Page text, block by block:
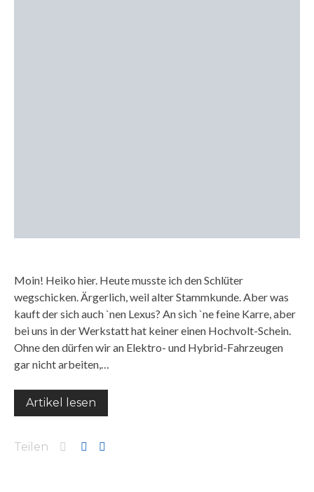
Moin! Heiko hier. Heute musste ich den Schlüter
wegschicken. Ärgerlich, weil alter Stammkunde. Aber was
kauft der sich auch `nen Lexus? An sich `ne feine Karre, aber
bei uns in der Werkstatt hat keiner einen Hochvolt-Schein.
Ohne den dürfen wir an Elektro- und Hybrid-Fahrzeugen
gar nicht arbeiten,…
Artikel lesen
Teilen